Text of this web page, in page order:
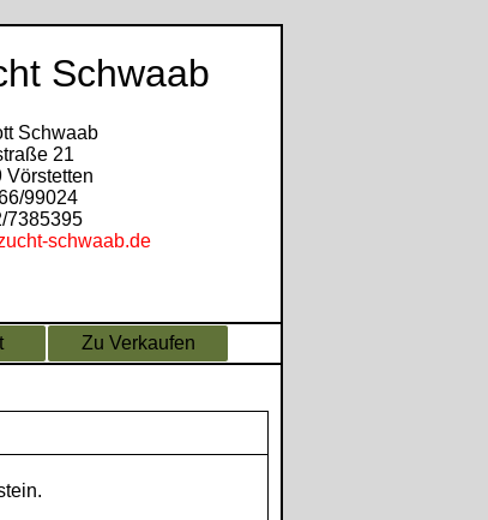
Schwaab
Schwaab
21
Vörstetten
99024
7385395
schwaab.de
Zu Verkaufen